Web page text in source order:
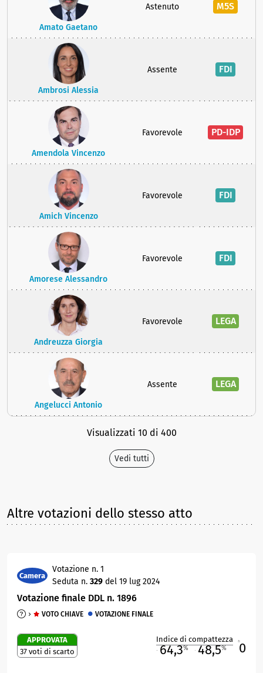
Amato Gaetano
Astenuto M5S
Ambrosi Alessia
Assente FDI
Amendola Vincenzo
Favorevole PD-IDP
Amich Vincenzo
Favorevole FDI
Amorese Alessandro
Favorevole FDI
Andreuzza Giorgia
Favorevole LEGA
Angelucci Antonio
Assente LEGA
Visualizzati 10 di 400
Vedi tutti
Altre votazioni dello stesso atto
Camera
Votazione n. 1
Seduta n. 329 del 19 lug 2024
Votazione finale DDL n. 1896
VOTO CHIAVE VOTAZIONE FINALE
APPROVATA
37 voti di scarto
Indice di compattezza
64,3% 48,5% 0